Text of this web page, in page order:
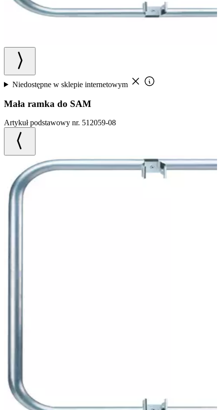
Niedostępne w sklepie internetowym
Mała ramka do SAM
Artykuł podstawowy nr. 512059-08